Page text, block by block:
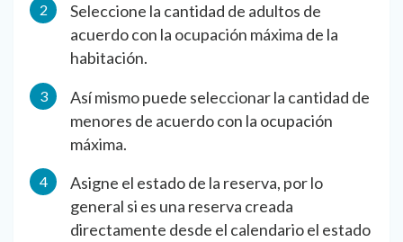
Seleccione la cantidad de adultos de
acuerdo con la ocupación máxima de la
habitación.
Así mismo puede seleccionar la cantidad de
menores de acuerdo con la ocupación
máxima.
Asigne el estado de la reserva, por lo
general si es una reserva creada
directamente desde el calendario el estado